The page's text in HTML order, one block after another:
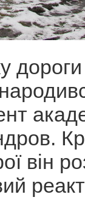
він